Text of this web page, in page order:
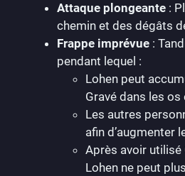
Attaque plongeante :
chemin et des dégâts
Frappe imprévue :
pendant lequel :
Lohen peut
Gravé dans les os
Les autres
afin d’augmenter
Après avoir utilisé
Lohen ne peut